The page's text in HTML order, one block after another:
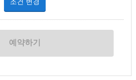
조건 변경